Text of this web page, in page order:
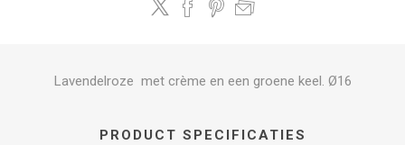
Lavendelroze met crème en een groene keel. Ø16
PRODUCT SPECIFICATIES